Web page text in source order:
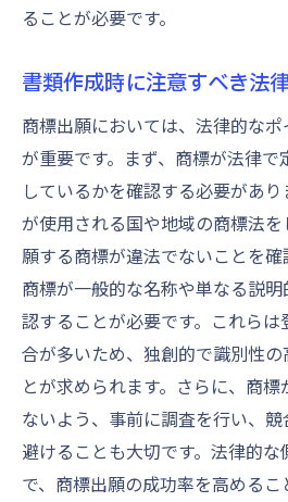
ることが必要です。
書類作成時に注意すべき法
商標出願においては、法律的な
が重要です。まず、商標が法律
しているかを確認する必要があ
が使用される国や地域の商標法
願する商標が違法でないことを確
商標が一般的な名称や単なる説
認することが必要です。これら
合が多いため、独創的で識別性
とが求められます。さらに、商
ないよう、事前に調査を行い、
避けることも大切です。法律的な
で、商標出願の成功率を高めるこ